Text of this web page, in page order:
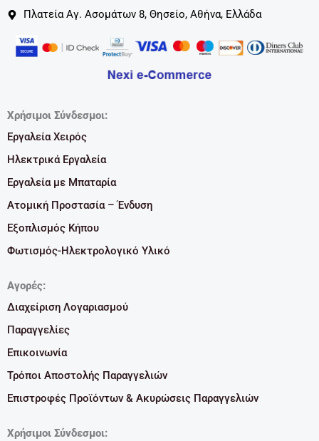
Πλατεία Αγ. Ασομάτων 8, Θησείο, Αθήνα, Ελλάδα
Χρήσιμοι Σύνδεσμοι:
Εργαλεία Χειρός
Ηλεκτρικά Εργαλεία
Εργαλεία με Μπαταρία
Ατομική Προστασία – Ένδυση
Εξοπλισμός Κήπου
Φωτισμός-Ηλεκτρολογικό Υλικό
Αγορές:
Διαχείριση Λογαριασμού
Παραγγελίες
Επικοινωνία
Τρόποι Αποστολής Παραγγελιών
Επιστροφές Προϊόντων & Ακυρώσεις Παραγγελιών
Χρήσιμοι Σύνδεσμοι: